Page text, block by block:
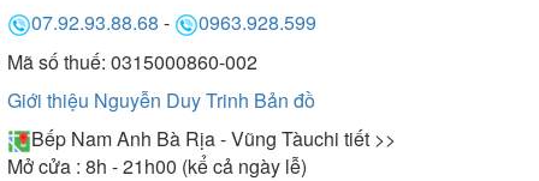
07.92.93.88.68 -
0963.928.599
Mã số thuế: 0315000860-002
Giới thiệu Nguyễn Duy Trinh Bản đồ
Bếp Nam Anh Bà Rịa - Vũng Tàuchi tiết >>
Mở cửa : 8h - 21h00 (kể cả ngày lễ)